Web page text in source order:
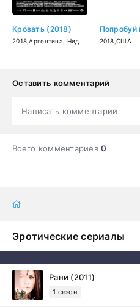
Кровать (2018)
2018 ,Аргентина Нидерланды ,Германия
2018 ,США
Оставить комментарий
Написать комментарий
Всего комментариев0
Эротические сериалы
Рани (2011)
1 сезон